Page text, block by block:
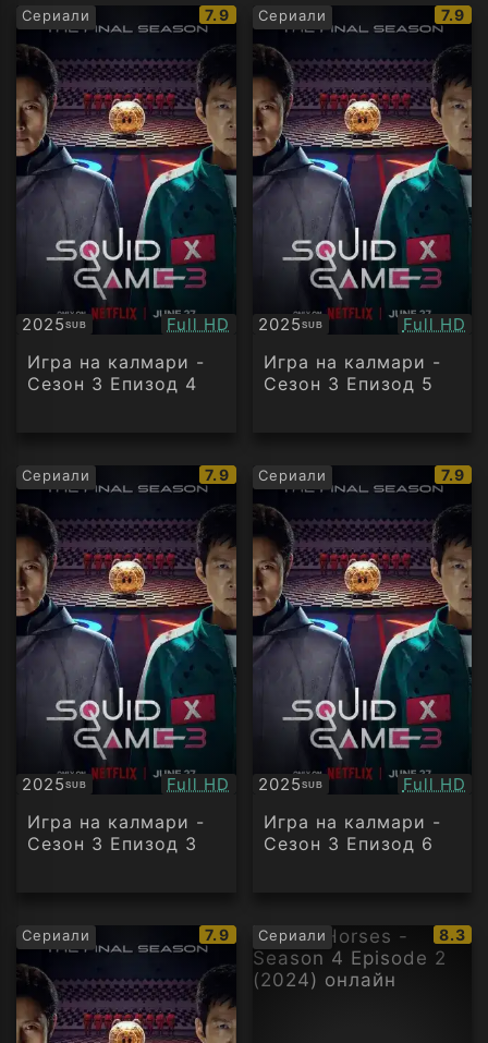
Сериали
IMDb
рейтинг:
7.9
2025SUB
Субтитри Качество:
Full HD
Игра на калмари -
Сезон 3 Епизод 4
Сериали
IMDb
7.9
2025SUB
Субтитри Full HD
Игра на калмари -
Сезон 3 Епизод 5
Сериали
IMDb
рейтинг:
7.9
2025SUB
Субтитри Качество:
Full HD
Игра на калмари -
Сезон 3 Епизод 3
Сериали
IMDb
7.9
2025SUB
Субтитри Full HD
Игра на калмари -
Сезон 3 Епизод 6
Сериали
IMDb
рейтинг:
7.9 Сериали
IMDb
8.3